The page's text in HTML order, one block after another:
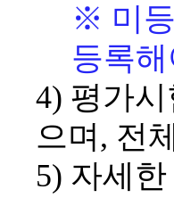
※ 미
등록
4) 평가
으며 , 전
5) 자세